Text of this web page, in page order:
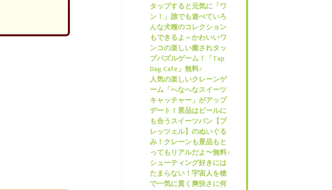
タップすると元気に「ワ
ン！」誰でも遊べていろ
んな犬種のコレクション
もできるよ～かわいいワ
ンコの楽しい癒されタッ
プパズルゲーム！「Tap
Dag Cafe」無料♪
人気の楽しいクレーンゲ
ーム「へなへなスイーツ
キャッチャー」がアップ
デート！景品はビールに
も合うスイーツパン【プ
レッツェル】のぬいぐる
み！クレーンも景品もと
ってもリアルだよ〜無料♪
シューティング好きには
たまらない！宇宙人を槍
で一気に貫く爽快さに何